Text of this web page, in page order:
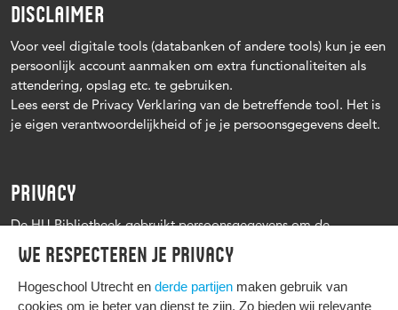
We respecteren je privacy
Hogeschool Utrecht en derde partijen maken gebruik van
cookies om je beter van dienst te zijn. Zo bieden wij relevante
DISCLAIMER
Voor veel digitale tools (databanken of andere tools) kun je een
persoonlijk account aanmaken om extra functionaliteiten als
attendering, opslag etc. te gebruiken.
Lees eerst de Privacy Verklaring van de betreffende tool. Het is
je eigen verantwoordelijkheid of je je persoonsgegevens deelt.
PRIVACY
De HU Bibliotheek gebruikt persoonsgegevens om de
leenprocedure te kunnen uitvoeren, onder andere voor het
versturen van herinneringen en informatie over reserveringen.
Zie verder het Privacy statement Hogeschool Utrecht